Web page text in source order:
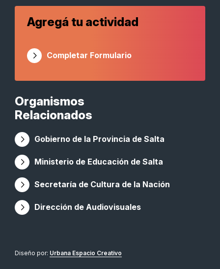
Organismos
Relacionados
Gobierno de la Provincia de Salta
Ministerio de Educación de Salta
Secretaría de Cultura de la Nación
Dirección de Audiovisuales
Agregá tu actividad
Completar Formulario
Diseño por: Urbana Espacio Creativo